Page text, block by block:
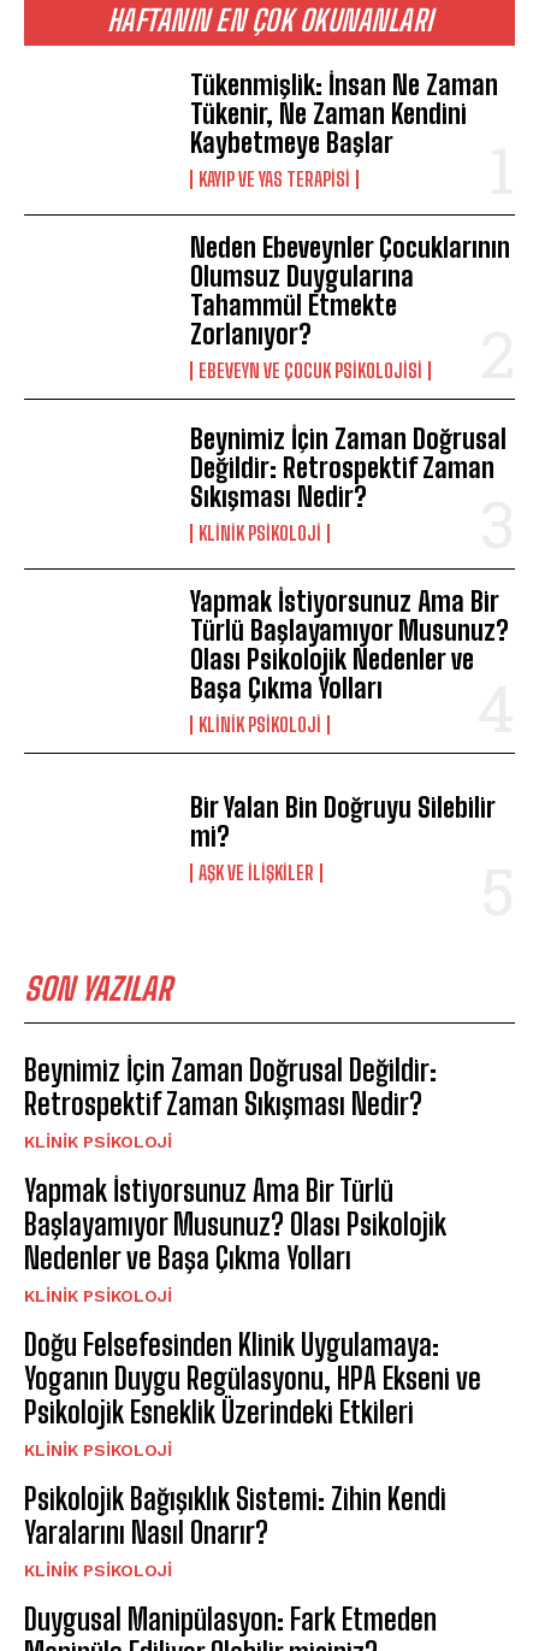
HAFTANIN EN ÇOK OKUNANLARI
Tükenmişlik: İnsan Ne Zaman
Tükenir, Ne Zaman Kendini
Kaybetmeye Başlar
KAYIP VE YAS TERAPISI
Neden Ebeveynler Çocuklarının
Olumsuz Duygularına
Tahammül Etmekte
Zorlanıyor?
EBEVEYN VE ÇOCUK PSIKOLOJISI
Beynimiz İçin Zaman Doğrusal
Değildir: Retrospektif Zaman
Sıkışması Nedir?
KLINIK PSIKOLOJI
Yapmak İstiyorsunuz Ama Bir
Türlü Başlayamıyor Musunuz?
Olası Psikolojik Nedenler ve
Başa Çıkma Yolları
KLINIK PSIKOLOJI
Bir Yalan Bin Doğruyu Silebilir
mi?
AŞK VE İLIŞKILER
SON YAZILAR
Beynimiz İçin Zaman Doğrusal Değildir:
Retrospektif Zaman Sıkışması Nedir?
KLINIK PSIKOLOJI
Yapmak İstiyorsunuz Ama Bir Türlü
Başlayamıyor Musunuz? Olası Psikolojik
Nedenler ve Başa Çıkma Yolları
KLINIK PSIKOLOJI
Doğu Felsefesinden Klinik Uygulamaya:
Yoganın Duygu Regülasyonu, HPA Ekseni ve
Psikolojik Esneklik Üzerindeki Etkileri
KLINIK PSIKOLOJI
Psikolojik Bağışıklık Sistemi: Zihin Kendi
Yaralarını Nasıl Onarır?
KLINIK PSIKOLOJI
Duygusal Manipülasyon: Fark Etmeden